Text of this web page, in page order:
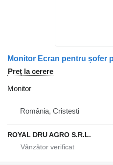
Preț la cerere
Monitor
România, Cristesti
ROYAL DRU AGRO S.R.L.